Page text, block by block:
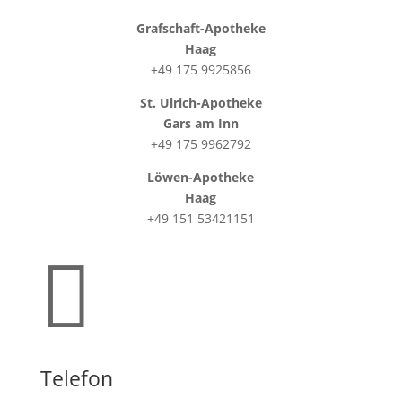
Grafschaft-Apotheke
Haag
+49 175 9925856
St. Ulrich-Apotheke
Gars am Inn
+49 175 9962792
Löwen-Apotheke
Haag
+49 151 53421151

Telefon